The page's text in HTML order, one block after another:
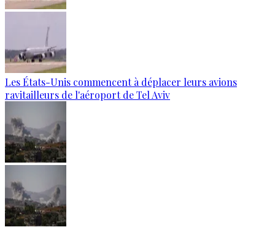
Les États-Unis commencent à déplacer leurs avions
ravitailleurs de l'aéroport de Tel Aviv